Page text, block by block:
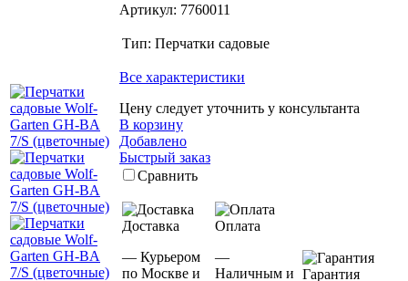
Артикул: 7760011
Тип: Перчатки садовые
Все характеристики
Цену следует уточнить у консультанта
В корзину
Добавлено
Быстрый заказ
Сравнить
Доставка
— Курьером
по Москве и
Оплата
—
Наличным и Гарантия